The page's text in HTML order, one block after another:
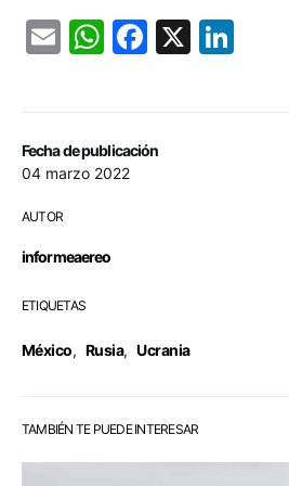
Fecha de publicación
04 marzo 2022
AUTOR
informeaereo
ETIQUETAS
México, Rusia, Ucrania
EmailWhatsApp
Facebook
X
TAMBIÉN TE PUEDE INTERESAR